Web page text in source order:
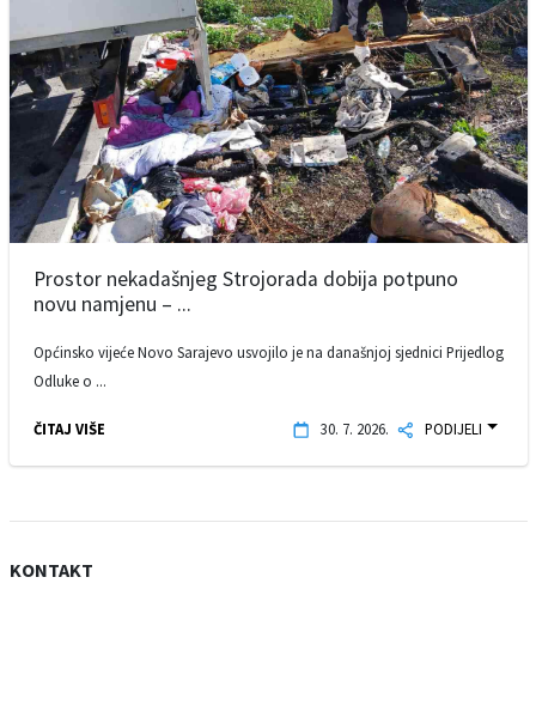
Prostor nekadašnjeg Strojorada dobija potpuno
novu namjenu – ...
Općinsko vijeće Novo Sarajevo usvojilo je na današnjoj sjednici Prijedlog
Odluke o ...
ČITAJ VIŠE 30. 7. 2026. PODIJELI
KONTAKT